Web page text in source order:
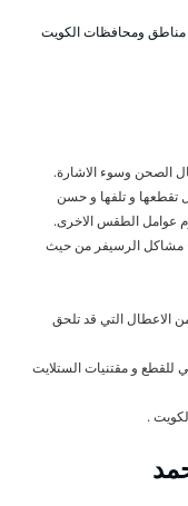
مناطق ومحافظات الكويت
الصحن وسوء الاشارة.
تقطعها و تلفها و حسن
عوامل الطقس الاخرى.
مشاكل الرسيفر من حيث
الاعطال التي قد تلحق
للقطع و مقتنيات الستلايت
.